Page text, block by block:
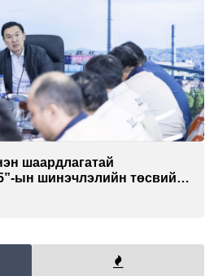
шаардлагатай
ын шинэчлэлийн төсвийг